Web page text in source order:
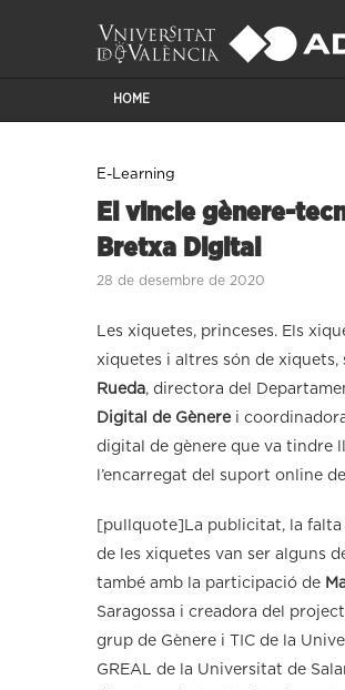
HOME
E-Learning
El vincle gènere-
Bretxa Digital
28 de desembre de 2020
Les xiquetes, princeses. Els
xiquetes i altres són de xiquets,
Rueda, directora del
Digital de Gènerei
digital de gènere que va tindre
l’encarregat del suport online
[pullquote]La publicitat, la
de les xiquetes van ser alguns
també amb la participació de
Saragossa i creadora del
grup de Gènere i TIC de la
GREAL de la Universitat de